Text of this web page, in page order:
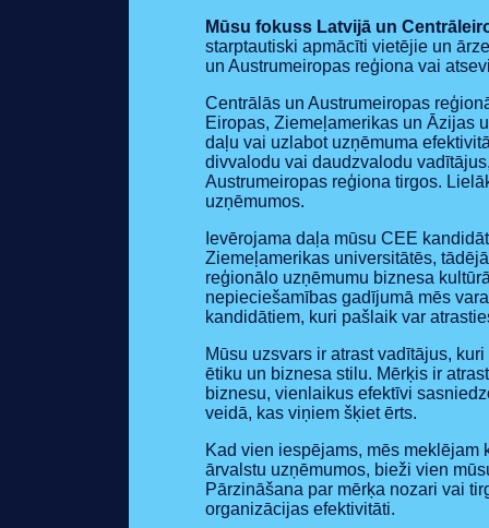
Mūsu fokuss Latvijā un
starptautiski apmācīti vietējie un
un Austrumeiropas reģiona vai
Centrālās un Austrumeiropas
Eiropas, Ziemeļamerikas un Āzijas
daļu vai uzlabot uzņēmuma
divvalodu vai daudzvalodu
Austrumeiropas reģiona tirgos.
uzņēmumos.
Ievērojama daļa mūsu CEE
Ziemeļamerikas universitātēs,
reģionālo uzņēmumu biznesa
nepieciešamības gadījumā mēs
kandidātiem, kuri pašlaik var
Mūsu uzsvars ir atrast vadītājus,
ētiku un biznesa stilu. Mērķis ir
biznesu, vienlaikus efektīvi
veidā, kas viņiem šķiet ērts.
Kad vien iespējams, mēs
ārvalstu uzņēmumos, bieži vien
Pārzināšana par mērķa nozari vai
organizācijas efektivitāti.